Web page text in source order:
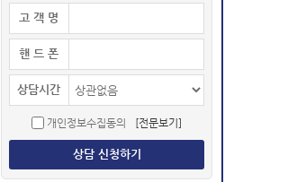
고 객 명
핸 드 폰
상담시간
개인정보수집동의 [전문보기]
상담 신청하기